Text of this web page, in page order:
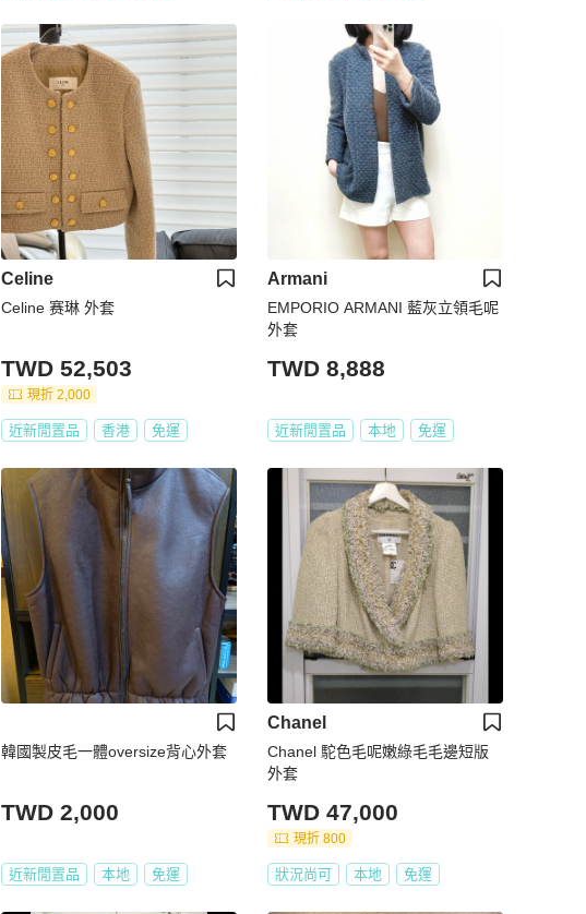
Celine
Celine 赛琳 外套
TWD 52,503
現折 2,000
近新閒置品 香港 免運
Armani
EMPORIO ARMANI 藍灰立領毛呢
外套
TWD 8,888
近新閒置品 本地 免運
韓國製皮毛一體oversize背心外套
TWD 2,000
近新閒置品 本地 免運
Chanel
Chanel 駝色毛呢嫩綠毛毛邊短版
外套
TWD 47,000
現折 800
狀況尚可 本地 免運